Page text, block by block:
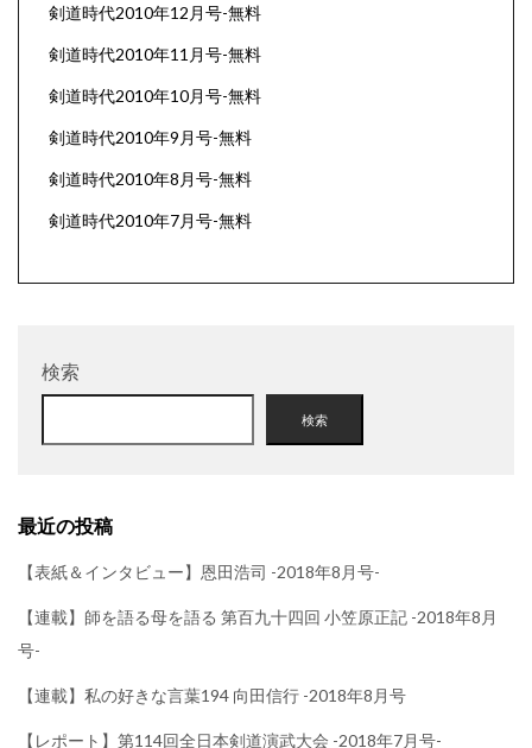
剣道時代2010年12月号-無料
剣道時代2010年11月号-無料
剣道時代2010年10月号-無料
剣道時代2010年9月号-無料
剣道時代2010年8月号-無料
剣道時代2010年7月号-無料
検索
検索
最近の投稿
【表紙＆インタビュー】恩田浩司 -2018年8月号-
【連載】師を語る母を語る 第百九十四回 小笠原正記 -2018年8月
号-
【連載】私の好きな言葉194 向田信行 -2018年8月号
【レポート】第114回全日本剣道演武大会 -2018年7月号-